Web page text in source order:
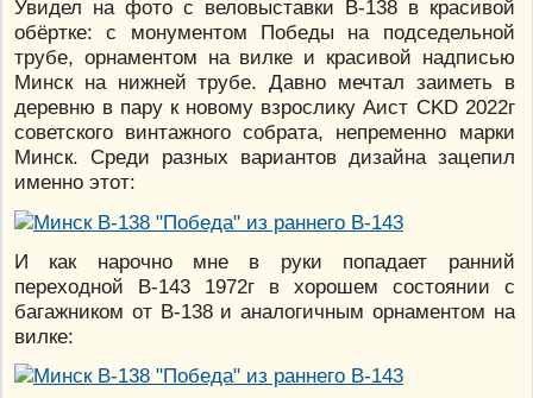
Увидел на фото с веловыставки В-138 в красивой
обёртке: с монументом Победы на подседельной
трубе, орнаментом на вилке и красивой надписью
Минск на нижней трубе. Давно мечтал заиметь в
деревню в пару к новому взрослику Аист CKD 2022г
советского винтажного собрата, непременно марки
Минск. Среди разных вариантов дизайна зацепил
именно этот:
И как нарочно мне в руки попадает ранний
переходной В-143 1972г в хорошем состоянии с
багажником от В-138 и аналогичным орнаментом на
вилке: